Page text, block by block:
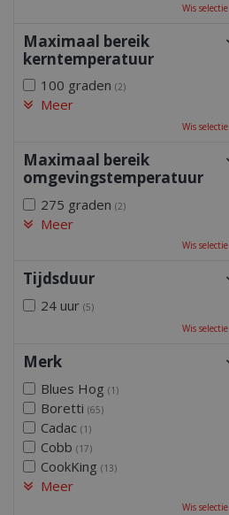
Wis selectie
Maximaal bereik
kerntemperatuur
100 graden (2)
Meer
Wis selectie
Maximaal bereik
omgevingstemperatuur
275 graden (2)
Meer
Wis selectie
Tijdsduur
24 uur (5)
Wis selectie
Merk
Blues Hog (1)
Boretti (65)
Cadac (1)
Cobb (17)
CookKing (13)
Meer
Wis selectie